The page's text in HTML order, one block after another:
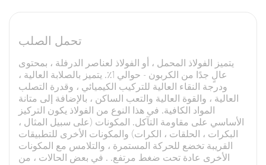
تحمل الصلب
يتميز الفولاذ المحمل ، أو الفولاذ لعناصر الدرفلة ، بمحتوى
عالٍ جدًا من الكربون - حوالي 1٪. يتميز بالصلابة العالية ،
ودرجة النقاء العالية للتركيب الكيميائي ، وقدرة التصلب
العالية ، والقوة العالية والتعب الساكن ، بالإضافة إلى متانة
المواد الكافية. في هذا النوع من الفولاذ يكون التركيز
الأساسي على مقاومة التآكل. المكونات (على سبيل المثال ،
البكرات ، الحلقات ، الكرات) والمكونات الأخرى للتطبيقات
القريبة تخضع للحركة المستمرة ، والتلامس مع المكونات
الأخرى عادة تحت ضغط مرتفع. . في بعض الحالات ، من